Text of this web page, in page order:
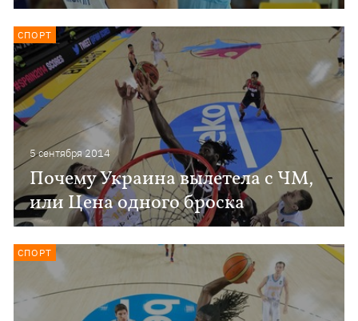
5 сентября 2014
Почему Украина вылетела с ЧМ,
или Цена одного броска
СПОРТ
СПОРТ